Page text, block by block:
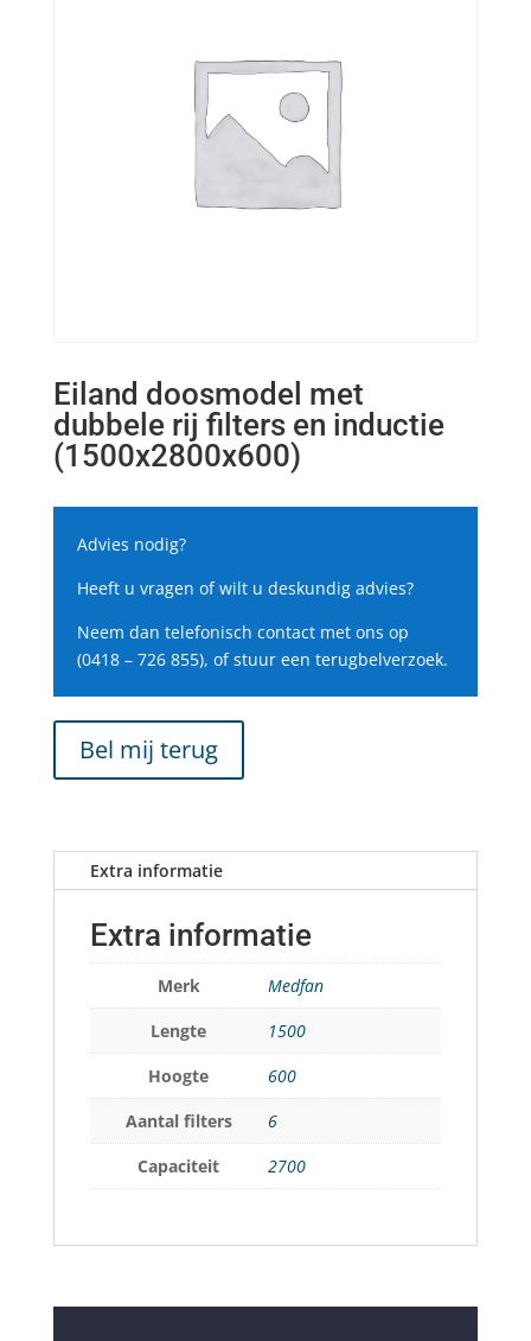
Eiland doosmodel met
dubbele rij filters en inductie
(1500x2800x600)
Advies nodig?
Heeft u vragen of wilt u deskundig advies?
Neem dan telefonisch contact met ons op
(0418 – 726 855), of stuur een terugbelverzoek.
Bel mij terug
Extra informatie
Extra informatie
Merk
Medfan
Lengte
1500
Hoogte
600
Aantal filters
6
Capaciteit
2700